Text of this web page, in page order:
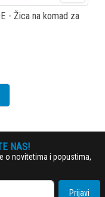
- Žica na komad za
NAS!
o novitetima i popustima,
Prijavi